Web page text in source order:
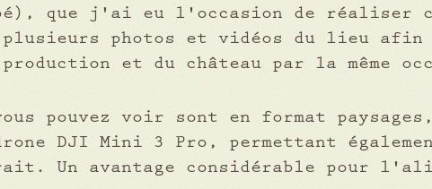
que j'ai eu l'occasion de réaliser
photos et vidéos du lieu afin
et du château par la même
pouvez voir sont en format
DJI Mini 3 Pro, permettant
Un avantage considérable pour